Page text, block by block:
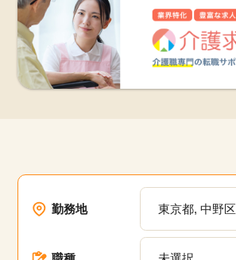
勤務地 東京都, 中野区